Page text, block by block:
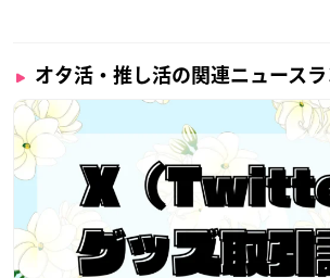
オタ活・推し活の関連ニュースラ